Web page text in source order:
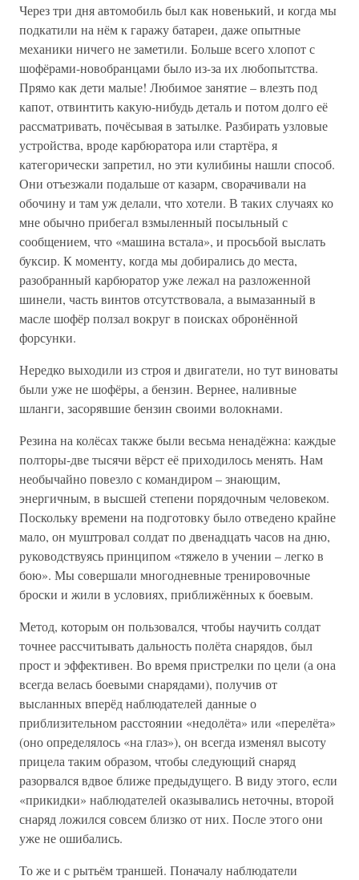
Через три дня автомобиль был как новенький, и когда мы
подкатили на нём к гаражу батареи, даже опытные
механики ничего не заметили. Больше всего хлопот с
шофёрами-новобранцами было из-за их любопытства.
Прямо как дети малые! Любимое занятие – влезть под
капот, отвинтить какую-нибудь деталь и потом долго её
рассматривать, почёсывая в затылке. Разбирать узловые
устройства, вроде карбюратора или стартёра, я
категорически запретил, но эти кулибины нашли способ.
Они отъезжали подальше от казарм, сворачивали на
обочину и там уж делали, что хотели. В таких случаях ко
мне обычно прибегал взмыленный посыльный с
сообщением, что «машина встала», и просьбой выслать
буксир. К моменту, когда мы добирались до места,
разобранный карбюратор уже лежал на разложенной
шинели, часть винтов отсутствовала, а вымазанный в
масле шофёр ползал вокруг в поисках обронённой
форсунки.
Нередко выходили из строя и двигатели, но тут виноваты
были уже не шофёры, а бензин. Вернее, наливные
шланги, засорявшие бензин своими волокнами.
Резина на колёсах также были весьма ненадёжна: каждые
полторы-две тысячи вёрст её приходилось менять. Нам
необычайно повезло с командиром – знающим,
энергичным, в высшей степени порядочным человеком.
Поскольку времени на подготовку было отведено крайне
мало, он муштровал солдат по двенадцать часов на дню,
руководствуясь принципом «тяжело в учении – легко в
бою». Мы совершали многодневные тренировочные
броски и жили в условиях, приближённых к боевым.
Метод, которым он пользовался, чтобы научить солдат
точнее рассчитывать дальность полёта снарядов, был
прост и эффективен. Во время пристрелки по цели (а она
всегда велась боевыми снарядами), получив от
высланных вперёд наблюдателей данные о
приблизительном расстоянии «недолёта» или «перелёта»
(оно определялось «на глаз»), он всегда изменял высоту
прицела таким образом, чтобы следующий снаряд
разорвался вдвое ближе предыдущего. В виду этого, если
«прикидки» наблюдателей оказывались неточны, второй
снаряд ложился совсем близко от них. После этого они
уже не ошибались.
То же и с рытьём траншей. Поначалу наблюдатели